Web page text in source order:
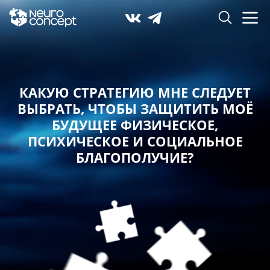
КАКУЮ СТРАТЕГИЮ МНЕ СЛЕДУЕТ
ВЫБРАТЬ,ЧТОБЫ ЗАЩИТИТЬ МОЁ
БУДУЩЕЕ ФИЗИЧЕСКОЕ,
ПСИХИЧЕСКОЕ И СОЦИАЛЬНОЕ
БЛАГОПОЛУЧИЕ?